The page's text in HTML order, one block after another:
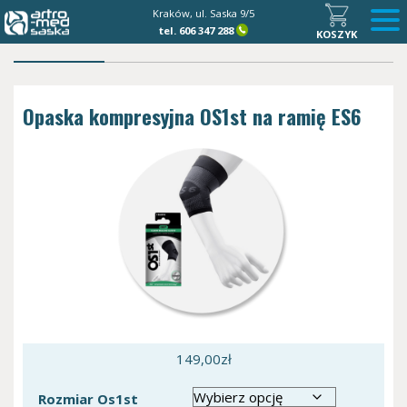
Kraków, ul. Saska 9/5
tel. 606 347 288 KOSZYK
Opaska kompresyjna OS1st na ramię ES6
149,00zł
Rozmiar Os1st